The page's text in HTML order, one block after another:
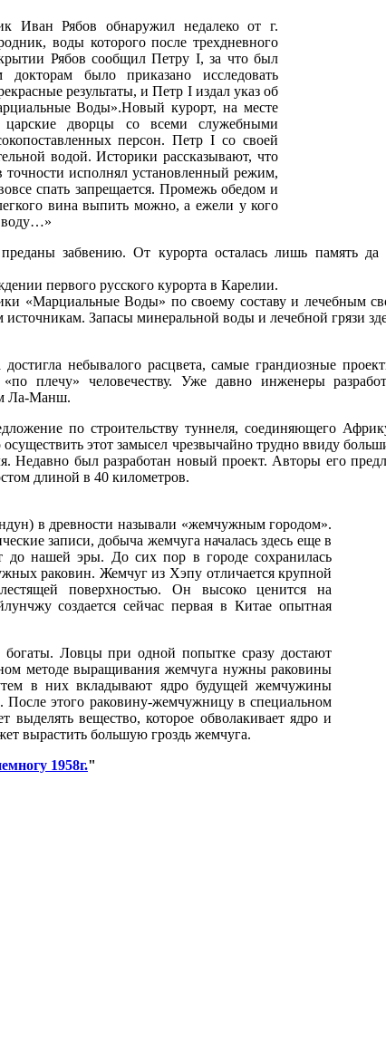
Иван Рябов обнаружил недалеко от г.
воды которого после трехдневного
Рябов сообщил Петру I, за что был
было приказано исследовать
результаты, и Петр I издал указ об
Воды».Новый курорт, на месте
дворцы со всеми служебными
персон. Петр I со своей
водой. Историки рассказывают, что
исполнял установленный режим,
спать запрещается. Промежь обедом и
вина выпить можно, а ежели у кого
воду…»
забвению. От курорта осталась лишь память
первого русского курорта в Карелии.
«Марциальные Воды» по своему составу и лечебным
Запасы минеральной воды и лечебной грязи
небывалого расцвета, самые грандиозные
плечу» человечеству. Уже давно инженеры
Ла-Манш.
по строительству туннеля, соединяющего
этот замысел чрезвычайно трудно ввиду
Недавно был разработан новый проект. Авторы его
длиной в 40 километров.
в древности называли «жемчужным городом».
записи, добыча жемчуга началась здесь еще в
до нашей эры. До сих пор в городе сохранилась
раковин. Жемчуг из Хэпу отличается крупной
поверхностью. Он высоко ценится на
создается сейчас первая в Китае опытная
Ловцы при одной попытке сразу достают
методе выращивания жемчуга нужны раковины
в них вкладывают ядро будущей жемчужины
этого раковину-жемчужницу в специальном
вещество, которое обволакивает ядро и
вырастить большую гроздь жемчуга.
1958г."